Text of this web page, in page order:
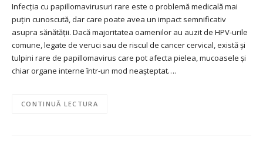
Infecția cu papillomavirusuri rare este o problemă medicală mai
puțin cunoscută, dar care poate avea un impact semnificativ
asupra sănătății. Dacă majoritatea oamenilor au auzit de HPV-urile
comune, legate de veruci sau de riscul de cancer cervical, există și
tulpini rare de papillomavirus care pot afecta pielea, mucoasele și
chiar organe interne într-un mod neașteptat….
CONTINUĂ LECTURA